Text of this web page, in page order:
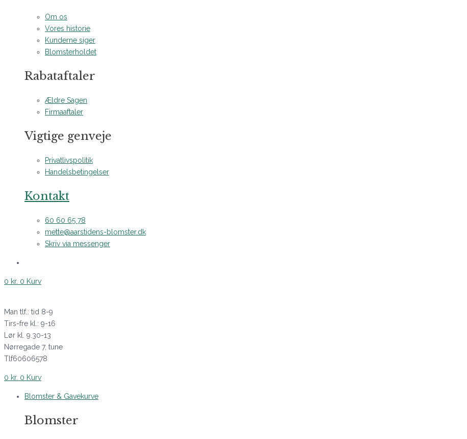
Om os
Vores historie
Kunderne siger
Blomsterholdet
Rabataftaler
Ældre Sagen
Firmaaftaler
Vigtige genveje
Privatlivspolitik
Handelsbetingelser
Kontakt
60 60 65 78
mette@aarstidens-blomster.dk
Skriv via messenger
0 kr. 0 Kurv
Man tlf.: tid 8-9
Tirs-fre kl.: 9-16
Lør kl. 9.30-13
Nørregade 7, tune
Tlf60606578
0 kr. 0 Kurv
Blomster & Gavekurve
Blomster